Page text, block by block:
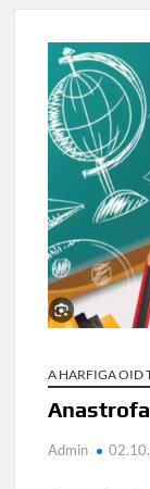
A HARFIGA OID
Admin